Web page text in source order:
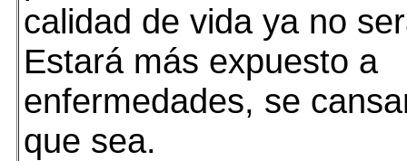
calidad de vida ya no
Estará más expuesto a
enfermedades, se
que sea.